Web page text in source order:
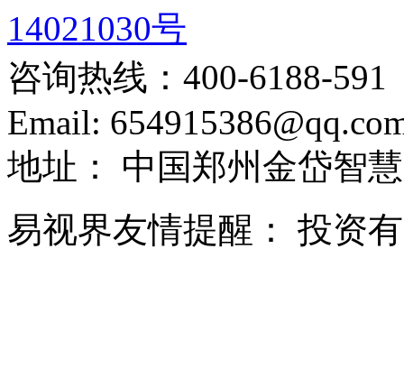
14021030号
咨询热线： 400-6188-591
Email:
地址：
中国郑州金岱智
易视界友情提醒：
投资